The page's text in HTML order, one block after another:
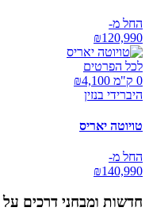
החל מ-
₪120,990
לכל הפרטים
0 ק"מ ₪
4,100
היברידי בנזין
טויוטה יאריס
החל מ-
₪140,990
חדשות ומבחני דרכים על